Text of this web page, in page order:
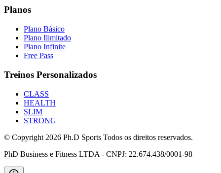
Planos
Plano Básico
Plano Ilimitado
Plano Infinite
Free Pass
Treinos Personalizados
CLASS
HEALTH
SLIM
STRONG
© Copyright 2026 Ph.D Sports Todos os direitos reservados.
PhD Business e Fitness LTDA - CNPJ: 22.674.438/0001-98